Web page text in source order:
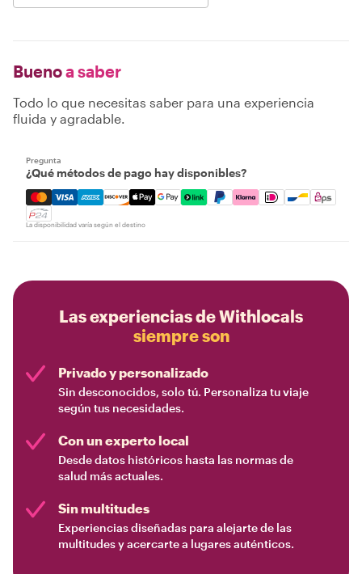
Buenoa saber
Todo lo que necesitas saber para una experiencia
fluida y agradable.
Pregunta
¿Qué métodos de pago hay disponibles?
Mastercard, Visa, Amex, Discover, Apple Pay, Google
La disponibilidad varía según el destino
Las experiencias de Withlocals
siempre son
Privado y personalizado
Sin desconocidos, solo tú. Personaliza tu viaje
según tus necesidades.
Con un experto local
Desde datos históricos hasta las normas de
salud más actuales.
Sin multitudes
Experiencias diseñadas para alejarte de las
multitudes y acercarte a lugares auténticos.